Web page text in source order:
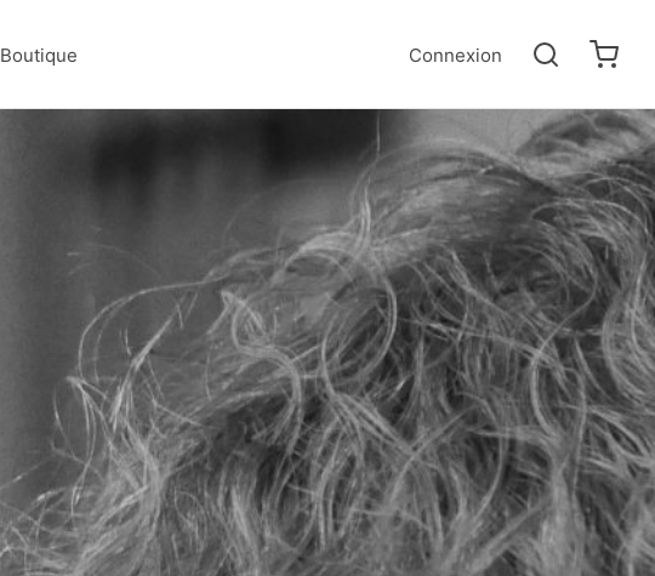
Boutique Connexion